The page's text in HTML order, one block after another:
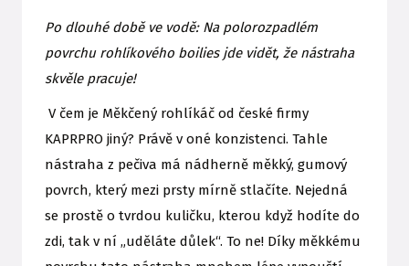
Po dlouhé době ve vodě: Na polorozpadlém
povrchu rohlíkového boilies jde vidět, že nástraha
skvěle pracuje!
V čem je Měkčený rohlíkáč od české firmy
KAPRPRO jiný? Právě v oné konzistenci. Tahle
nástraha z pečiva má nádherně měkký, gumový
povrch, který mezi prsty mírně stlačíte. Nejedná
se prostě o tvrdou kuličku, kterou když hodíte do
zdi, tak v ní „uděláte důlek“. To ne! Díky měkkému